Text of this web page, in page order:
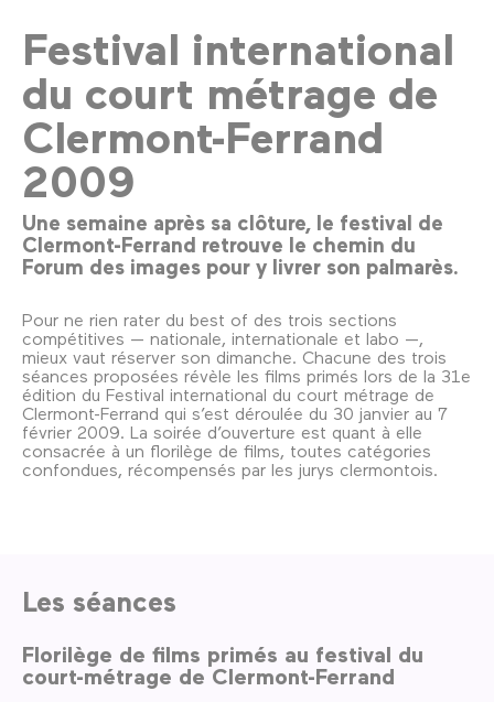
Festival international
du court métrage de
Clermont-Ferrand
2009
Une semaine après sa clôture, le festival de
Clermont-Ferrand retrouve le chemin du
Forum des images pour y livrer son palmarès.
Pour ne rien rater du best of des trois sections
compétitives — nationale, internationale et labo —,
mieux vaut réserver son dimanche. Chacune des trois
séances proposées révèle les films primés lors de la 31e
édition du Festival international du court métrage de
Clermont-Ferrand qui s’est déroulée du 30 janvier au 7
février 2009. La soirée d’ouverture est quant à elle
consacrée à un florilège de films, toutes catégories
confondues, récompensés par les jurys clermontois.
Les séances
Florilège de films primés au festival du
court-métrage de Clermont-Ferrand